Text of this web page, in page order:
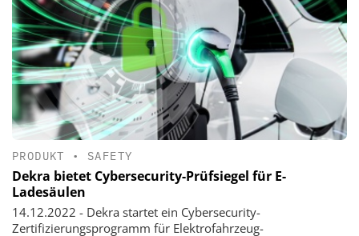
PRODUKT • SAFETY
Dekra bietet Cybersecurity-Prüfsiegel für E-
Ladesäulen
14.12.2022 - Dekra startet ein Cybersecurity-
Zertifizierungsprogramm für Elektrofahrzeug-